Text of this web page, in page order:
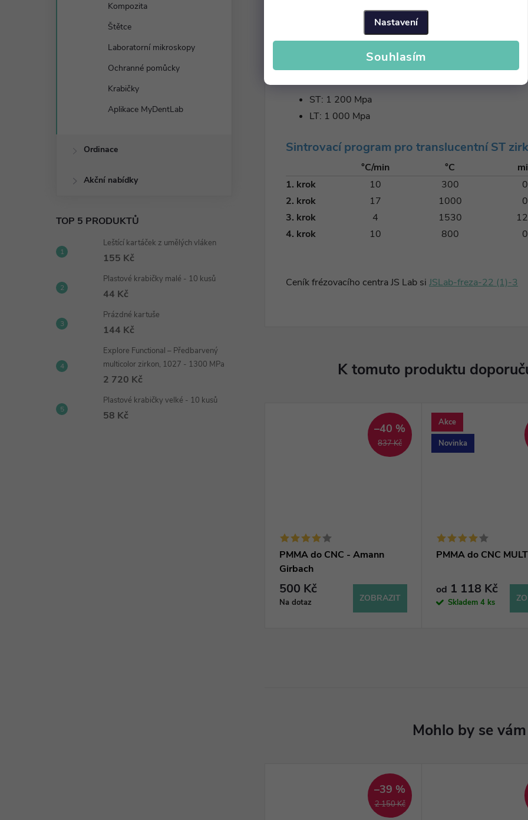
Nastavení
Souhlasím
Kompozita
Štětce
Laboratorní mikroskopy
Ochranné pomůcky
Krabičky
Aplikace MyDentLab
Ordinace
Akční nabídky
TOP 5 PRODUKTŮ
Leštící kartáček z umělých vláken
155 Kč
Plastové krabičky malé - 10 kusů
44 Kč
Prázdné kartuše
144 Kč
Explore Functional – Předbarvený
multicolor zirkon, 1027 - 1300 MPa
2 720 Kč
Plastové krabičky velké - 10 kusů
58 Kč
Fyzikální parametry
CTE (25–500 °C): 10,5
Pevnost v ohybu:
ST: 1 200 Mpa
LT: 1 000 Mpa
Sintrovací program pro translucentníST
°C/min °C
1. krok
10 300
0
2. krok
17 1000
0
3. krok
4 1530
4. krok
10 800 0
Ceník frézovacího centra JS Lab si JSLab-freza-22 (1)-3
K tomuto produktu
837 Kč
–40 %
PMMA do CNC - Amann
Girbach
500 Kč
Na dotaz ZOBRAZIT
Akce
Novinka
PMMA do CNC
od 1 118 Kč
Skladem 4 ks
2 150 Kč
–39 %